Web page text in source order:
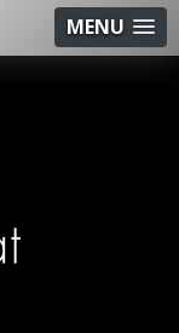
MENU